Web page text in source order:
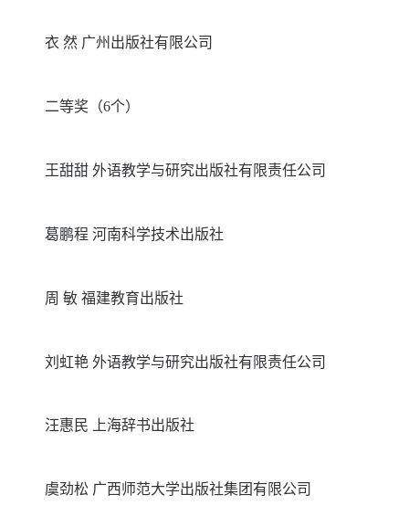
衣 然 广州出版社有限公司
二等奖（6个）
王甜甜 外语教学与研究出版社有限责任公司
葛鹏程 河南科学技术出版社
周 敏 福建教育出版社
刘虹艳 外语教学与研究出版社有限责任公司
汪惠民 上海辞书出版社
虞劲松 广西师范大学出版社集团有限公司